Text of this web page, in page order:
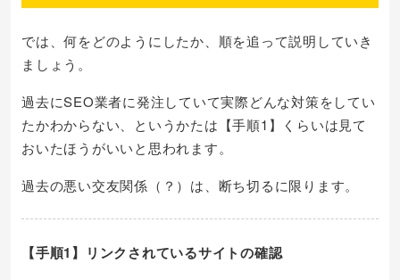
では、何をどのようにしたか、順を追って説明していき
ましょう。
過去にSEO業者に発注していて実際どんな対策をしてい
たかわからない、というかたは【手順1】くらいは見て
おいたほうがいいと思われます。
過去の悪い交友関係（？）は、断ち切るに限ります。
【手順1】リンクされているサイトの確認